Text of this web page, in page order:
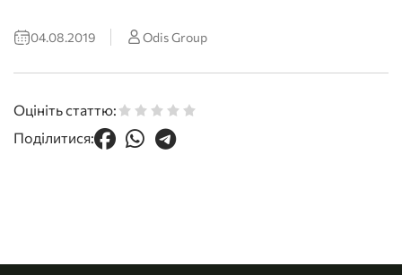
04.08.2019 Odis Group
Оцініть статтю:
Поділитися: